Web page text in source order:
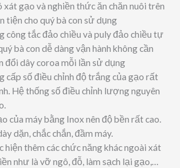
xát gạo và nghiền thức ăn chăn nuôi trên
tiện cho quý bà con sử dụng
công tắc đảo chiều và puly đảo chiều tự
bà con dễ dàng vận hành không cần
đổi dây coroa mỗi lần sử dụng
cấp số điều chỉnh độ trắng của gạo rất
Hệ thống số điều chỉnh lượng nguyên
của máy bằng Inox nên độ bền rất cao.
dặn, chắc chắn, đầm máy.
hiện thêm các chức năng khác ngoài xát
như là vỡ ngô, đỗ, làm sạch lại gạo,…